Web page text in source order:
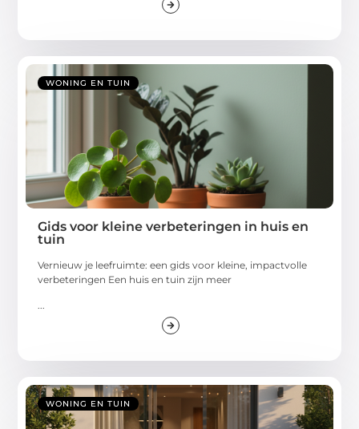
WONING EN TUIN
Gids voor kleine verbeteringen in huis en
tuin
Vernieuw je leefruimte: een gids voor kleine, impactvolle
verbeteringen Een huis en tuin zijn meer
...
WONING EN TUIN